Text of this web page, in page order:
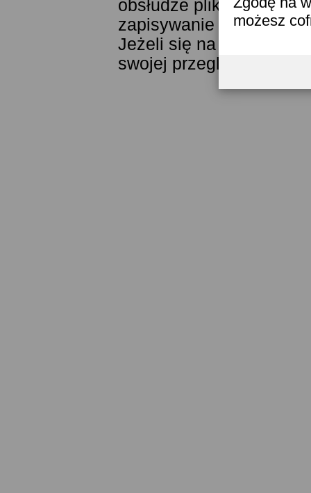
możesz
obsłudze plików
zapisywanie ich w
Jeżeli się na to nie
swojej przeglądarki.